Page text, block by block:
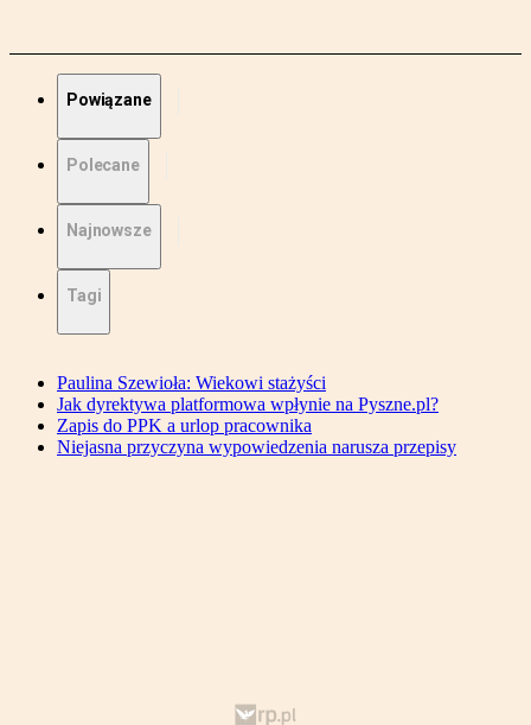
Powiązane
Polecane
Najnowsze
Tagi
Paulina Szewioła: Wiekowi stażyści
Jak dyrektywa platformowa wpłynie na Pyszne.pl?
Zapis do PPK a urlop pracownika
Niejasna przyczyna wypowiedzenia narusza przepisy